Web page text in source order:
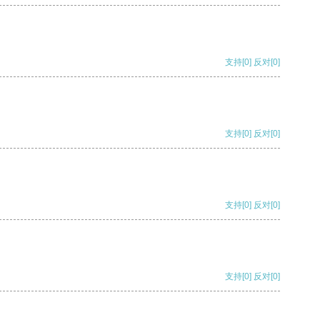
支持[0] 反对[0]
支持[0] 反对[0]
支持[0] 反对[0]
支持[0] 反对[0]